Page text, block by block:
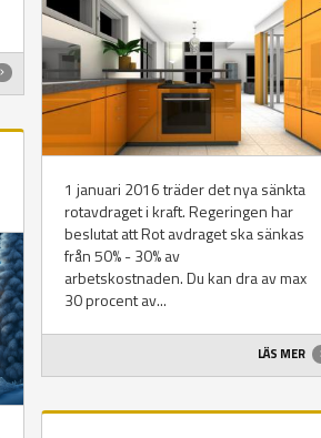
1 januari 2016 träder det nya sänkta
rotavdraget i kraft. Regeringen har
beslutat att Rot avdraget ska sänkas
från 50% - 30% av
arbetskostnaden. Du kan dra av max
30 procent av...
LÄS MER